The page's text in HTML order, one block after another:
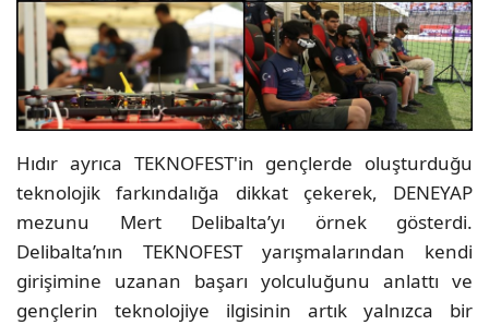
Hıdır ayrıca TEKNOFEST'in gençlerde oluşturduğu
teknolojik farkındalığa dikkat çekerek, DENEYAP
mezunu Mert Delibalta’yı örnek gösterdi.
Delibalta’nın TEKNOFEST yarışmalarından kendi
girişimine uzanan başarı yolculuğunu anlattı ve
gençlerin teknolojiye ilgisinin artık yalnızca bir